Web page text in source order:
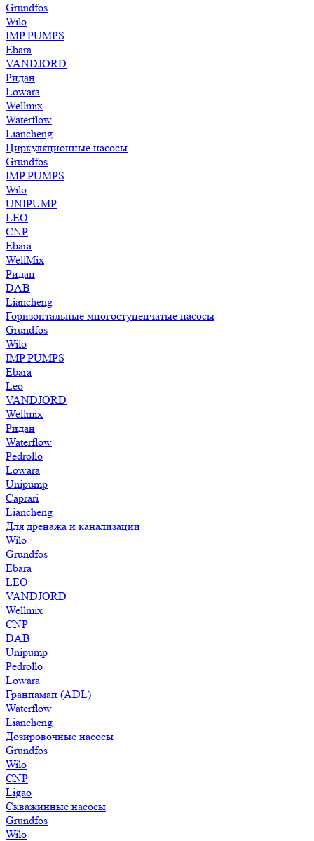
Grundfos
Wilo
IMP PUMPS
Ebara
VANDJORD
Ридан
Lowara
Wellmix
Waterflow
Liancheng
Циркуляционные насосы
Grundfos
IMP PUMPS
Wilo
UNIPUMP
LEO
CNP
Ebara
WellMix
Ридан
DAB
Liancheng
Горизонтальные многоступенчатые насосы
Grundfos
Wilo
IMP PUMPS
Ebara
Leo
VANDJORD
Wellmix
Ридан
Waterflow
Pedrollo
Lowara
Unipump
Caprari
Liancheng
Для дренажа и канализации
Wilo
Grundfos
Ebara
LEO
VANDJORD
Wellmix
CNP
DAB
Unipump
Pedrollo
Lowara
Гранпамап (ADL)
Waterflow
Liancheng
Дозировочные насосы
Grundfos
Wilo
CNP
Ligao
Скважинные насосы
Grundfos
Wilo